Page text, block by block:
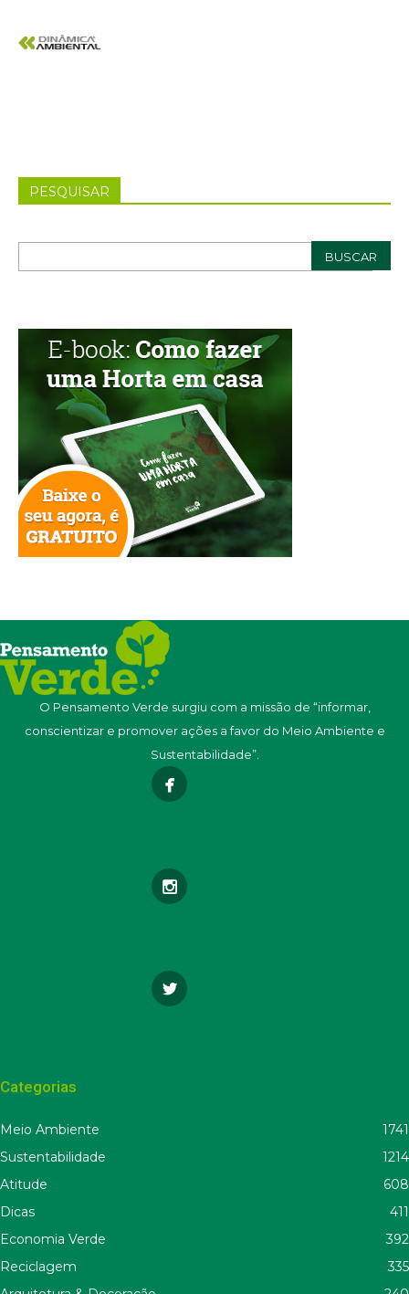
PESQUISAR
O Pensamento Verde surgiu com a missão de “informar,
conscientizar e promover ações a favor do Meio Ambiente e
Sustentabilidade”.
Categorias
Meio Ambiente
1741
Sustentabilidade
1214
Atitude
608
Dicas
411
Economia Verde
392
Reciclagem
335